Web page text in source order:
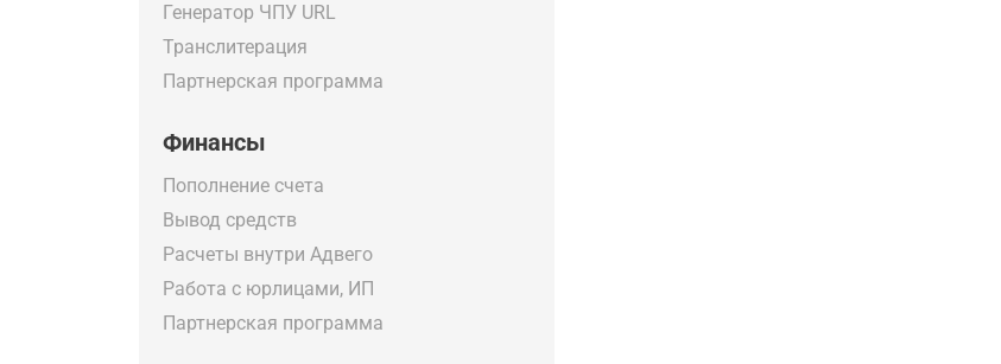
Генератор ЧПУ URL
Транслитерация
Партнерская программа
Финансы
Пополнение счета
Вывод средств
Расчеты внутри Адвего
Работа с юрлицами, ИП
Партнерская программа